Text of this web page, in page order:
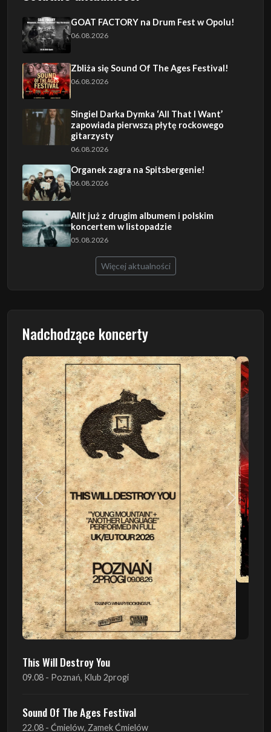
GOAT FACTORY na Drum Fest w Opolu!
06.08.2026
Zbliża się Sound Of The Ages Festival!
06.08.2026
Singiel Darka Dymka ‘All That I Want’
zapowiada pierwszą płytę rockowego
gitarzysty
06.08.2026
Organek zagra na Spitsbergenie!
06.08.2026
Allt już z drugim albumem i polskim
koncertem w listopadzie
05.08.2026
Więcej aktualności
Nadchodzące koncerty
Poprzedni Następny
This Will Destroy You
09.08 - Poznań, Klub 2progi
Sound Of The Ages Festival
22.08 - Ćmielów, Zamek Ćmielów
INO-ROCK FESTIVAL
29.08 - Inowrocław, Plac Imprez, ul. Wierzbińskiego 9